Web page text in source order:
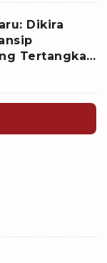
Dikira
Tertangkap